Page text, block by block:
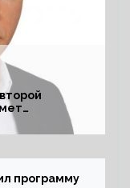
программу